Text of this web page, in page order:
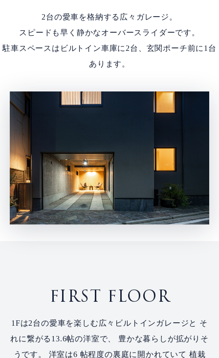
2台の愛車を格納する広々ガレージ。
スピードも早く静かなオーバースライダーです。
駐車スペースはビルトイン車庫に2台、玄関ポーチ前に1台
あります。
FIRST FLOOR
1Fは2台の愛車を楽しむ広々ビルトインガレージと そ
れに繋がる13.6帖の洋室で、
豊かな暮らしが拡がりそ
うです。 洋室は6 帖程度の裏庭に開かれていて 植栽